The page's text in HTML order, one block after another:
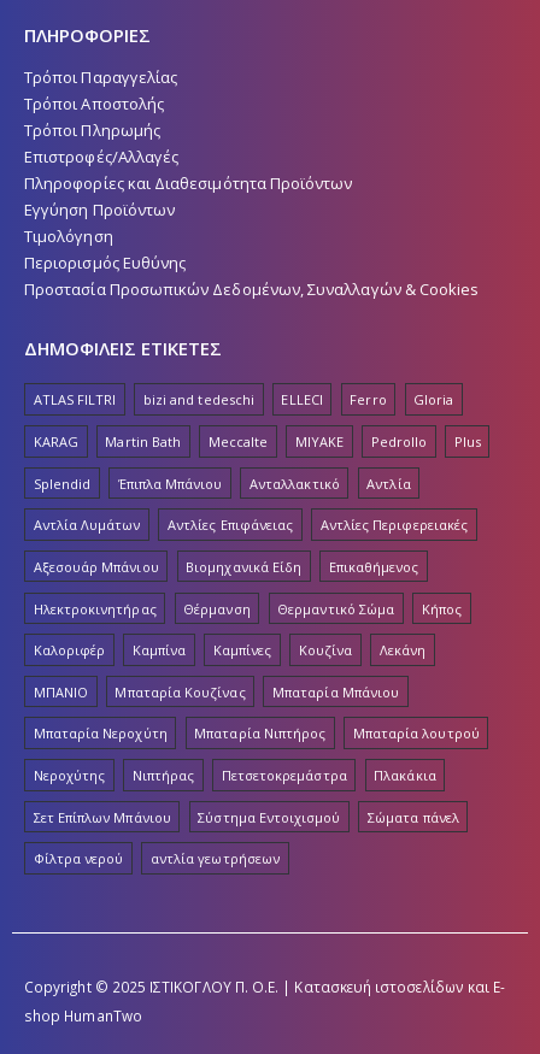
ΠΛΗΡΟΦΟΡΙΕΣ
Τρόποι Παραγγελίας
Τρόποι Αποστολής
Τρόποι Πληρωμής
Επιστροφές/Αλλαγές
Πληροφορίες και Διαθεσιμότητα Προϊόντων
Εγγύηση Προϊόντων
Τιμολόγηση
Περιορισμός Ευθύνης
Προστασία Προσωπικών Δεδομένων, Συναλλαγών & Cookies
ΔΗΜΟΦΙΛΕΙΣ ΕΤΙΚΕΤΕΣ
ATLAS FILTRI bizi and tedeschi ELLECI Ferro Gloria
KARAG Martin Bath Meccalte MIYAKE Pedrollo Plus
Splendid Έπιπλα Μπάνιου Ανταλλακτικό Αντλία
Αντλία Λυμάτων Αντλίες Επιφάνειας Αντλίες Περιφερειακές
Αξεσουάρ Μπάνιου Βιομηχανικά Είδη Επικαθήμενος
Ηλεκτροκινητήρας Θέρμανση Θερμαντικό Σώμα Κήπος
Καλοριφέρ Καμπίνα Καμπίνες Κουζίνα Λεκάνη
ΜΠΑΝΙΟ Μπαταρία Κουζίνας Μπαταρία Μπάνιου
Μπαταρία Νεροχύτη Μπαταρία Νιπτήρος Μπαταρία λουτρού
Νεροχύτης Νιπτήρας Πετσετοκρεμάστρα Πλακάκια
Σετ Επίπλων Μπάνιου Σύστημα Εντοιχισμού Σώματα πάνελ
Φίλτρα νερού αντλία γεωτρήσεων
Copyright © 2025 ΙΣΤΙΚΟΓΛΟΥ Π. Ο.Ε. | Κατασκευή ιστοσελίδων και E-
shop HumanTwo